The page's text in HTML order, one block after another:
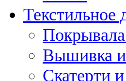
Текстильное
Вышивка
Скатерти